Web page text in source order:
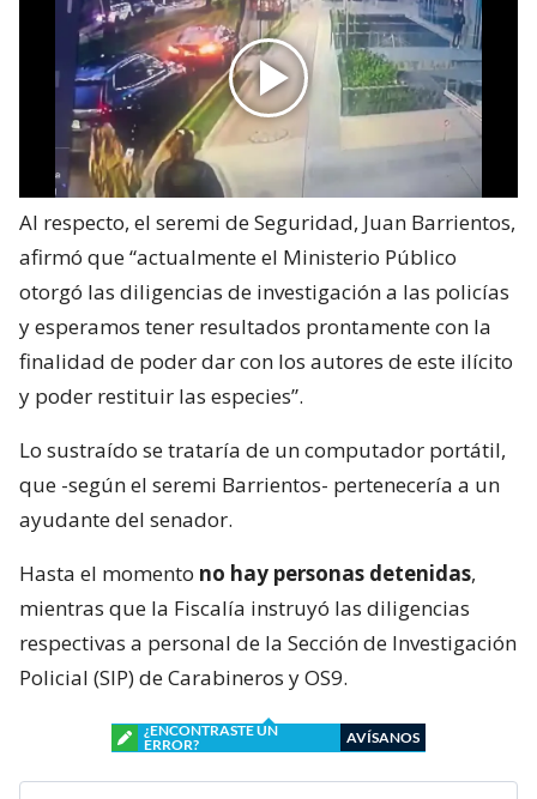
Al respecto, el seremi de Seguridad, Juan Barrientos,
afirmó que “actualmente el Ministerio Público
otorgó las diligencias de investigación a las policías
y esperamos tener resultados prontamente con la
finalidad de poder dar con los autores de este ilícito
y poder restituir las especies”.
Lo sustraído se trataría de un computador portátil,
que -según el seremi Barrientos- pertenecería a un
ayudante del senador.
Hasta el momento no hay personas detenidas,
mientras que la Fiscalía instruyó las diligencias
respectivas a personal de la Sección de Investigación
Policial (SIP) de Carabineros y OS9.
¿ENCONTRASTE UN
ERROR?
AVÍSANOS